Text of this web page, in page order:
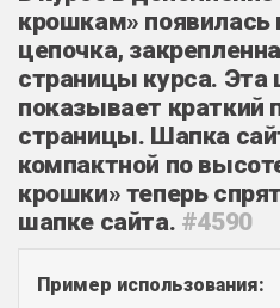
крошкам» появилась
цепочка,
страницы курса. Эта
показывает краткий
страницы. Шапка
компактной по
крошки» теперь
шапке сайта. #4590
Пример использования: